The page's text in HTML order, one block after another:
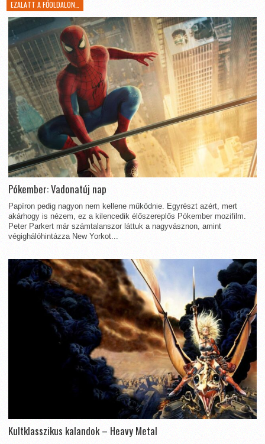
EZALATT A FŐOLDALON…
Pókember: Vadonatúj nap
Papíron pedig nagyon nem kellene működnie. Egyrészt azért, mert
akárhogy is nézem, ez a kilencedik élőszereplős Pókember mozifilm.
Peter Parkert már számtalanszor láttuk a nagyvásznon, amint
végighálóhintázza New Yorkot...
Kultklasszikus kalandok – Heavy Metal